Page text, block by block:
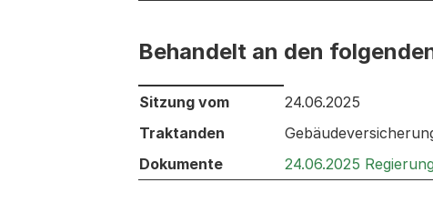
Behandelt an den
Behandelt an den folgenden Sitzungen:
Sitzung vom
24.06.2025
Traktanden
Dokumente
24.06.2025